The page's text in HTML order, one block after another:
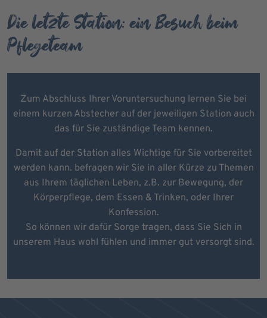
Die letzte Station: ein Besuch beim
Pflegeteam
Zum Abschluss Ihrer Voruntersuchung lernen Sie bei
einem kurzen Abstecher auf der jeweiligen Station auch
das für Sie zuständige Team kennen.
Damit auf der Station alles Wichtige für Sie vorbereitet
werden kann. befragen wir Sie in aller Kürze zu Themen
aus Ihrem täglichen Leben, z.B. zur Bewegung, der
Körperpflege, dem Essen & Trinken, oder Ihrer
Konfession.
So können wir dafür Sorge tragen, dass Sie Sich in
unserem Haus wohl fühlen und immer gut versorgt sind.